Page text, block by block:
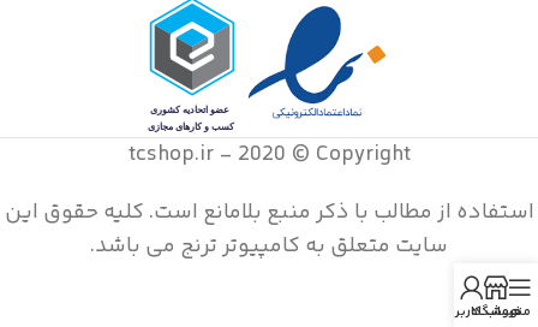
tcshop.ir - 2020 © Copyright
استفاده از مطالب با ذکر منبع بلامانع است. کليه حقوق اين
سايت متعلق به کامپیوتر ترنج می باشد.
منوفروشگاه
حساب کاربری من